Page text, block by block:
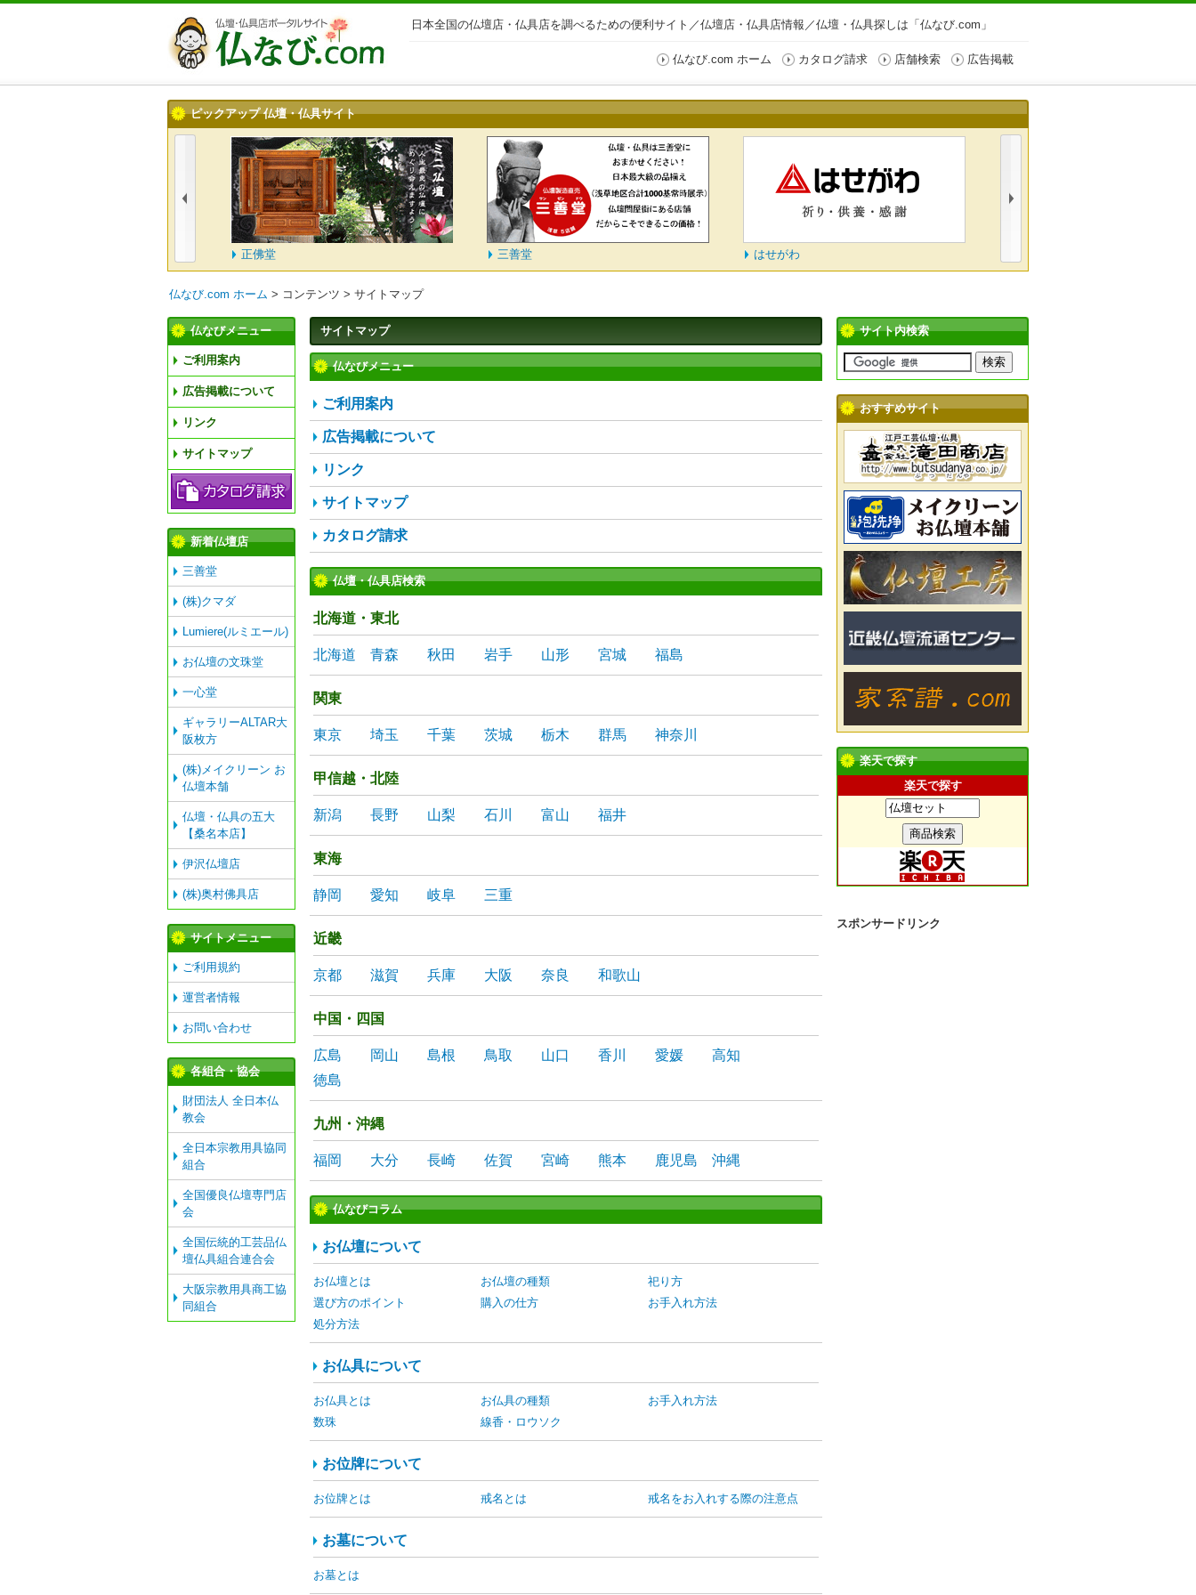
日本全国の仏壇店・仏具店を調べるための便利サイト／仏壇店・仏具店情報／仏壇・仏具探しは「仏なび.com」
仏なび.com ホーム カタログ請求 店舗検索 広告掲載
ピックアップ 仏壇・仏具サイト
正佛堂 三善堂 はせがわ
仏なび.com ホーム > コンテンツ > サイトマップ
サイトマップ
仏なびメニュー
ご利用案内
広告掲載について
リンク
サイトマップ
カタログ請求
仏壇・仏具店検索
北海道・東北
北海道 青森 秋田 岩手 山形 宮城 福島
関東
東京 埼玉 千葉 茨城 栃木 群馬 神奈川
甲信越・北陸
新潟 長野 山梨 石川 富山 福井
東海
静岡 愛知 岐阜 三重
近畿
京都 滋賀 兵庫 大阪 奈良 和歌山
中国・四国
広島 岡山 島根 鳥取 山口 香川 愛媛
高知
徳島
九州・沖縄
福岡 大分 長崎 佐賀 宮崎 熊本 鹿児島 沖縄
仏なびコラム
お仏壇について
お仏壇とは お仏壇の種類
祀り方
選び方のポイント
購入の仕方
お手入れ方法
処分方法
お仏具について
お仏具とは お仏具の種類
お手入れ方法
数珠
線香・ロウソク
お位牌について
お位牌とは 戒名とは 戒名をお入れする際の注意点
お墓について
お墓とは
仏なびメニュー
ご利用案内
広告掲載について
リンク
サイトマップ
新着仏壇店
三善堂
(株)クマダ
Lumiere(ルミエール)
お仏壇の文珠堂
一心堂
ギャラリーALTAR大
阪枚方
(株)メイクリーン お
仏壇本舗
仏壇・仏具の五大
【桑名本店】
伊沢仏壇店
(株)奥村佛具店
サイトメニュー
ご利用規約
運営者情報
お問い合わせ
各組合・協会
財団法人 全日本仏
教会
全日本宗教用具協同
組合
全国優良仏壇専門店
会
全国伝統的工芸品仏
壇仏具組合連合会
大阪宗教用具商工協
同組合
サイト内検索
おすすめサイト
楽天で探す
楽天で探す
スポンサードリンク